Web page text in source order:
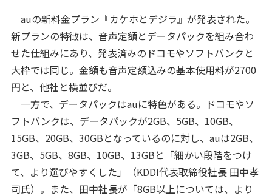
auの新料金プラン 『カケホとデジラ』が発表された。
新プランの特徴は、音声定額とデータパックを組み合わ
せた仕組みにあり、発表済みのドコモやソフトバンクと
大枠では同じ。金額も音声定額込みの基本使用料が2700
円と、他社と横並びだ。
一方で、 データパックはauに特色がある。ドコモやソ
フトバンクは、データパックが2GB、5GB、10GB、
15GB、20GB、30GBとなっているのに対し、auは2GB、
3GB、5GB、8GB、10GB、13GBと「細かい段階をつけ
て、より選びやすくした」（KDDI代表取締役社長 田中孝
司氏）。また、田中社長が「8GB以上については、より